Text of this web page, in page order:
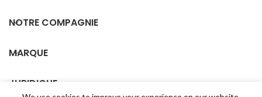
NOTRE COMPAGNIE
MARQUE
JURIDIQUE